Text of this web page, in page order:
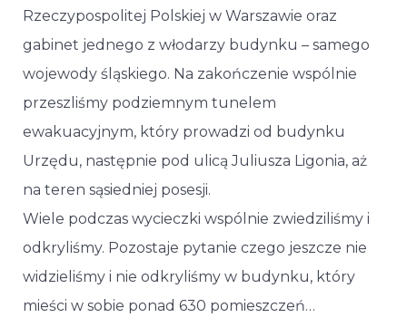
Rzeczypospolitej Polskiej w Warszawie oraz
gabinet jednego z włodarzy budynku – samego
wojewody śląskiego. Na zakończenie wspólnie
przeszliśmy podziemnym tunelem
ewakuacyjnym, który prowadzi od budynku
Urzędu, następnie pod ulicą Juliusza Ligonia, aż
na teren sąsiedniej posesji.
Wiele podczas wycieczki wspólnie zwiedziliśmy i
odkryliśmy. Pozostaje pytanie czego jeszcze nie
widzieliśmy i nie odkryliśmy w budynku, który
mieści w sobie ponad 630 pomieszczeń…